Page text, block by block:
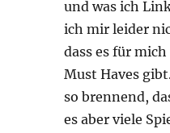
und was ich
ich mir leider
dass es für
Must Haves
so brennend,
es aber viele